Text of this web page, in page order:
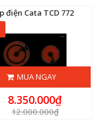
điện Cata TCD 772
MUA NGAY
8.350.000₫
12.000.000₫